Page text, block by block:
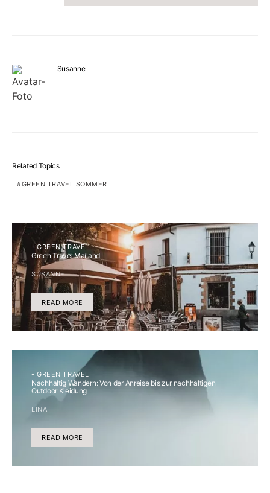
Susanne
Related Topics
GREEN TRAVEL SOMMER
- GREEN TRAVEL
Green Travel Mailand
SUSANNE
READ MORE
- GREEN TRAVEL
Nachhaltig Wandern: Von der Anreise bis zur nachhaltigen
Outdoor Kleidung
LINA
READ MORE